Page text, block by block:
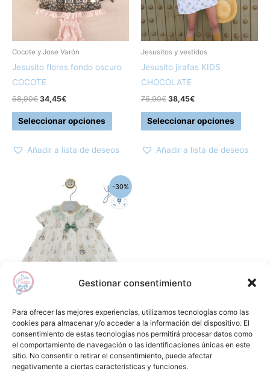
Gestionar consentimiento
Para ofrecer las mejores experiencias, utilizamos tecnologías como las
cookies para almacenar y/o acceder a la información del dispositivo. El
consentimiento de estas tecnologías nos permitirá procesar datos como
el comportamiento de navegación o las identificaciones únicas en este
sitio. No consentir o retirar el consentimiento, puede afectar
negativamente a ciertas características y funciones.
Cocote y Jose Varón
Jesusito flores fondo oscuro
COCOTE
68,90€ 34,45€
Seleccionar opciones
Las
opciones
elegir
página
Añadir a lista de deseos
Jesusitos y vestidos
Jesusito jirafas KIDS
CHOCOLATE
76,90€ 38,45€
Seleccionar opciones
Las
se
página
Añadir a lista de deseos
-30%
Jesusito magia YOEDU
49,95€
original
era:
49,95€.
34,90€
El
precio
actual
es:
34,90€.
Seleccionar opciones
Este
producto
Las
elegir
en
página